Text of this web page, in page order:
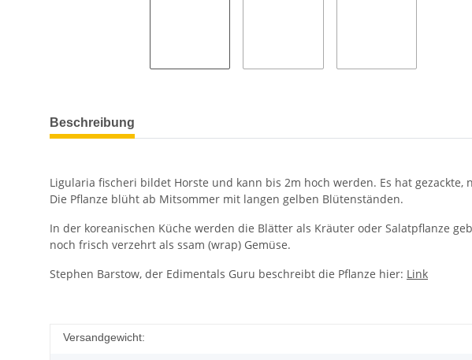
Beschreibung
Ligularia fischeri bildet Horste und kann bis 2m hoch werden. Es hat
Die Pflanze blüht ab Mitsommer mit langen gelben Blütenständen.
In der koreanischen Küche werden die Blätter als Kräuter oder Salatpflanze
noch frisch verzehrt als ssam (wrap) Gemüse.
Stephen Barstow, der Edimentals Guru beschreibt die Pflanze hier: Link
Versandgewicht: